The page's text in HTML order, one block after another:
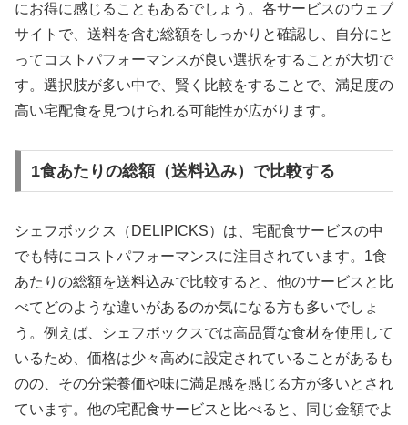
にお得に感じることもあるでしょう。各サービスのウェブ
サイトで、送料を含む総額をしっかりと確認し、自分にと
ってコストパフォーマンスが良い選択をすることが大切で
す。選択肢が多い中で、賢く比較をすることで、満足度の
高い宅配食を見つけられる可能性が広がります。
1食あたりの総額（送料込み）で比較する
シェフボックス（DELIPICKS）は、宅配食サービスの中
でも特にコストパフォーマンスに注目されています。1食
あたりの総額を送料込みで比較すると、他のサービスと比
べてどのような違いがあるのか気になる方も多いでしょ
う。例えば、シェフボックスでは高品質な食材を使用して
いるため、価格は少々高めに設定されていることがあるも
のの、その分栄養価や味に満足感を感じる方が多いとされ
ています。他の宅配食サービスと比べると、同じ金額でよ